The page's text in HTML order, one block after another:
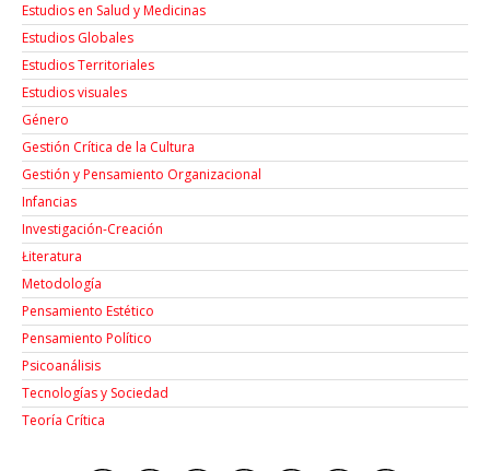
Estudios en Salud y Medicinas
Estudios Globales
Estudios Territoriales
Estudios visuales
Género
Gestión Crítica de la Cultura
Gestión y Pensamiento Organizacional
Infancias
Investigación-Creación
Łiteratura
Metodología
Pensamiento Estético
Pensamiento Político
Psicoanálisis
Tecnologías y Sociedad
Teoría Crítica